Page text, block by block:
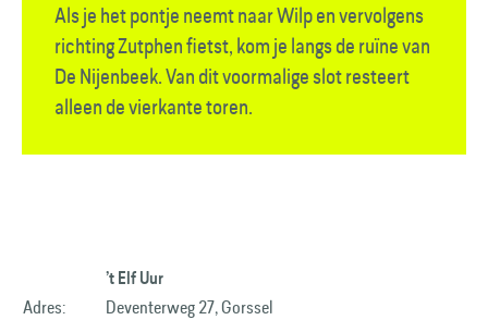
Als je het pontje neemt naar Wilp en vervolgens
richting Zutphen fietst, kom je langs de ruïne van
De Nijenbeek. Van dit voormalige slot resteert
alleen de vierkante toren.
’t Elf Uur
Adres:
Deventerweg 27, Gorssel